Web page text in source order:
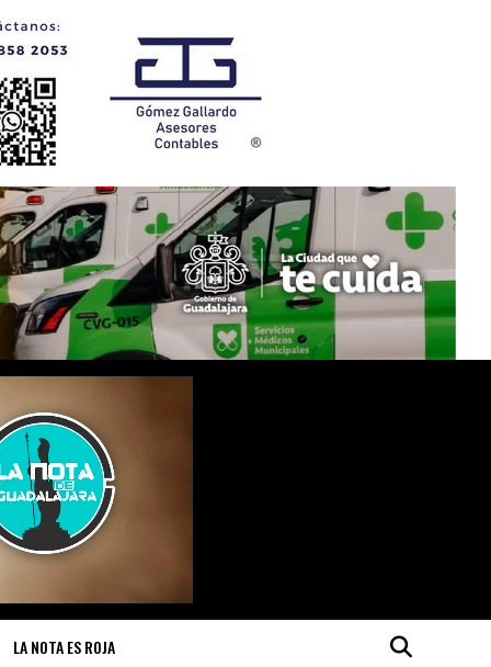
LA NOTA ES ROJA